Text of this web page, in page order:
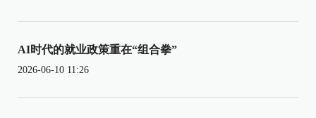
AI时代的就业政策重在“组合拳”
2026-06-10 11:26